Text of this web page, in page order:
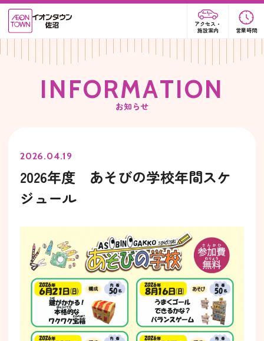
アクセス・
施設案内
営業時間
INFORMATION
お知らせ
2026.04.19
2026年度 あそびの学校年間スケ
ジュール